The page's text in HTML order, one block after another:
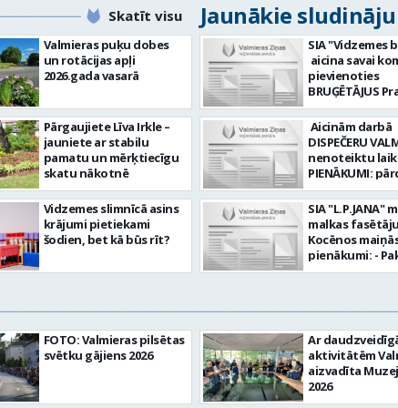
Skatīt visu Jaunākie
Valmieras puķu dobes
un rotācijas apļi
2026.gada vasarā
Pārgaujiete Līva Irkle –
jauniete ar stabilu
pamatu un mērķtiecīgu
skatu nākotnē
Vidzemes slimnīcā asins
krājumi pietiekami
šodien, bet kā būs rīt?
SIA "Vidzemes
aicina savai
pievienoties
BRUĢĒTĀJUS Prasības
strādāt -
atbildības
darbu,
Pieredze
ceļu būvniecībā. Darba
pienākumi:
ieklāšana; Ceļu,
apmaļu
Bruģakmens
piezāģēšana;
Bruģakmens
nodrošinām:
darbu
Nodrošinām ar
apģērbu un
instrumentiem;
darba apstākļus.
Aicinām darbā
DISPEČERU
nenoteiktu laiku)
PIENĀKUMI:
braukšanas
dokumentus
un koordinēt
ikdienas
plānošanu un
nodrošināt
sagatavošanu PRASĪBAS
vai vidējā
izglītība
atbildības
precizitāte un
SIA "L.P.JANA"
malkas
Kocēnos maiņās.
pienākumi: -
kamīnmalku,
gatavo
Rūpēties par
kvalitāti un
darba vietā Prasības
kandidātiem: -
fiziskā izturība -
FOTO: Valmieras pilsētas
svētku gājiens 2026
Ar
aktivitātēm
aizvadīta
2026